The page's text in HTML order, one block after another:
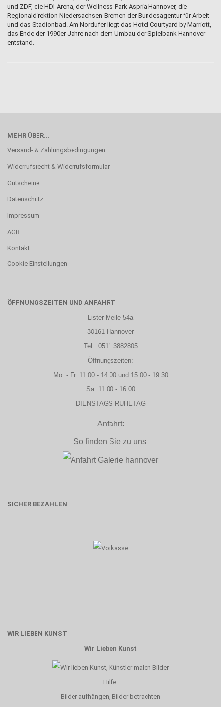
und ZDF, die HDI-Arena, der Wellness-Park Aspria Hannover, die
Regionaldirektion Niedersachsen-Bremen der Bundesagentur für Arbeit
und das Stadionbad. Am Nordufer liegt das Hotel Courtyard by Marriott,
das Ende der 1990er Jahre nach dem Umbau der Spielbank Hannover
entstand.
MEHR ÜBER...
Versand- & Zahlungsbedingungen
Widerrufsrecht & Widerrufsformular
Gutscheine
Datenschutz
Impressum
AGB
Kontakt
Cookie Einstellungen
ÖFFNUNGSZEITEN UND ANFAHRT
Lister Meile 54a
30161 Hannover
Tel.: 0511 3882805
Öffnungszeiten:
Mo. - Fr. 11.00 - 14.00 und 15.00 - 19.30
Sa: 11.00 - 16.00
DIENSTAGS RUHETAG
Anfahrt:
So finden Sie zu uns:
SICHER BEZAHLEN
WIR LIEBEN KUNST
Wir Lieben Kunst
Hilfe:
Bilder aufhängen, Bilder betrachten